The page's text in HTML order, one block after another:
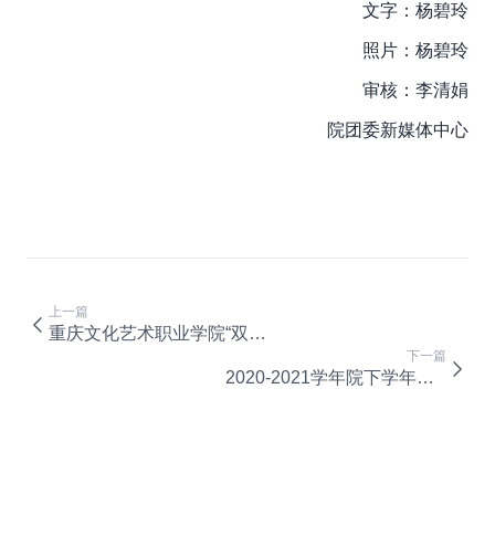
文字：杨碧玲
照片：杨碧玲
审核：李清娟
院团委新媒体中心
上一篇
重庆文化艺术职业学院“双代会” | 请党放心，强国有我！
下一篇
2020-2021学年院下学年学生会 第一次全体大会